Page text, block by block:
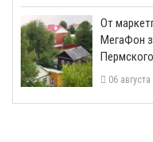
От
МегаФон
06